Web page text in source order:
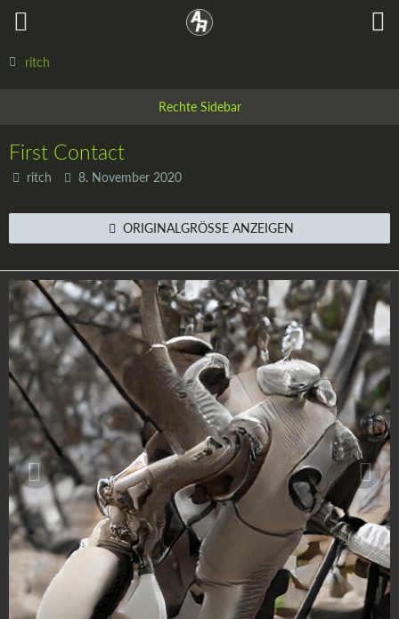
ritch
First Contact
ritch 8. November 2020
ORIGINALGRÖSSE ANZEIGEN